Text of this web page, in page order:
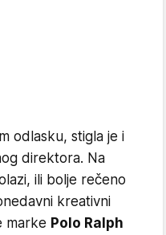
odlasku, stigla je i
direktora. Na
ili bolje rečeno
kreativni
marke Polo Ralph